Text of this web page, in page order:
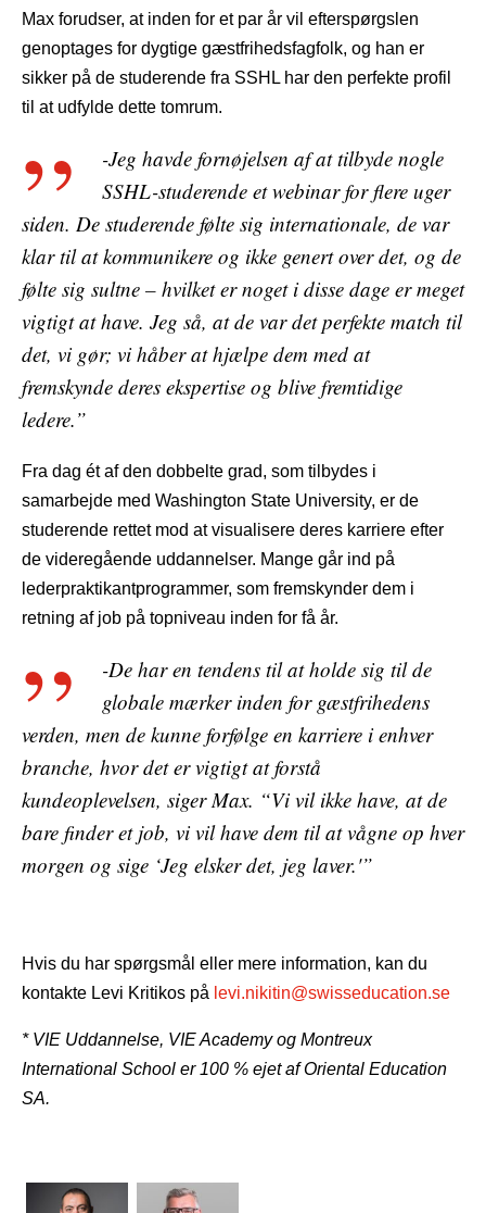
Max forudser, at inden for et par år vil efterspørgslen
genoptages for dygtige gæstfrihedsfagfolk, og han er
sikker på de studerende fra SSHL har den perfekte profil
til at udfylde dette tomrum.
-Jeg havde fornøjelsen af at tilbyde nogle
SSHL-studerende et webinar for flere uger
siden. De studerende følte sig internationale, de var
klar til at kommunikere og ikke genert over det, og de
følte sig sultne – hvilket er noget i disse dage er meget
vigtigt at have. Jeg så, at de var det perfekte match til
det, vi gør; vi håber at hjælpe dem med at
fremskynde deres ekspertise og blive fremtidige
ledere.”
Fra dag ét af den dobbelte grad, som tilbydes i
samarbejde med Washington State University, er de
studerende rettet mod at visualisere deres karriere efter
de videregående uddannelser. Mange går ind på
lederpraktikantprogrammer, som fremskynder dem i
retning af job på topniveau inden for få år.
-De har en tendens til at holde sig til de
globale mærker inden for gæstfrihedens
verden, men de kunne forfølge en karriere i enhver
branche, hvor det er vigtigt at forstå
kundeoplevelsen, siger Max. “Vi vil ikke have, at de
bare finder et job, vi vil have dem til at vågne op hver
morgen og sige ‘Jeg elsker det, jeg laver.'”
Hvis du har spørgsmål eller mere information, kan du
kontakte Levi Kritikos på levi.nikitin@swisseducation.se
* VIE Uddannelse, VIE Academy og Montreux
International School er 100 % ejet af Oriental Education
SA.